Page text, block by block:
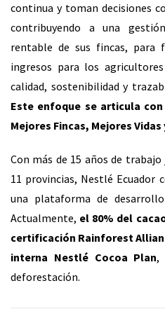
continua y toman decisiones
contribuyendo a una
rentable de sus fincas, para
ingresos para los
calidad, sostenibilidad y
Este enfoque se articula
Mejores Fincas, Mejores Vidas
Con más de 15 años de
11 provincias, Nestlé Ecuador
una plataforma de
Actualmente, el 80% del
certificación Rainforest
interna Nestlé Cocoa Plan,
deforestación.